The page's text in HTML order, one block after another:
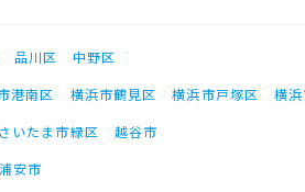
品川区
中野区
港南区 横浜市鶴見区 横浜市戸塚区
横
さいたま市緑区
越谷市
浦安市